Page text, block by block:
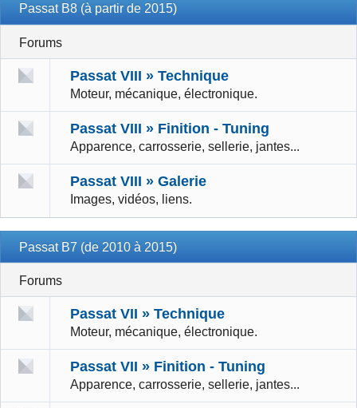
Passat B8 (à partir de 2015)
Forums
Passat VIII » Technique
Moteur, mécanique, électronique.
Passat VIII » Finition - Tuning
Apparence, carrosserie, sellerie, jantes...
Passat VIII » Galerie
Images, vidéos, liens.
Passat B7 (de 2010 à 2015)
Forums
Passat VII » Technique
Moteur, mécanique, électronique.
Passat VII » Finition - Tuning
Apparence, carrosserie, sellerie, jantes...